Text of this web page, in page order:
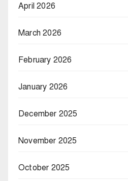
April 2026
March 2026
February 2026
January 2026
December 2025
November 2025
October 2025